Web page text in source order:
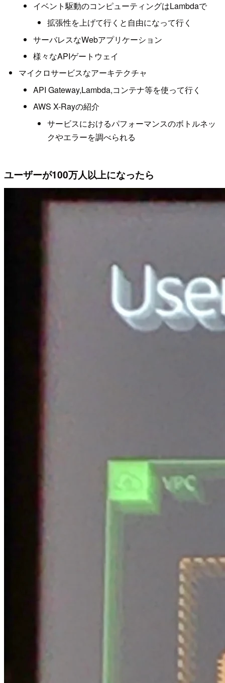
イベント駆動のコンピューティングはLambdaで
拡張性を上げて行くと自由になって行く
サーバレスなWebアプリケーション
様々なAPIゲートウェイ
マイクロサービスなアーキテクチャ
API Gateway,Lambda,コンテナ等を使って行く
AWS X-Rayの紹介
サービスにおけるパフォーマンスのボトルネッ
クやエラーを調べられる
ユーザーが100万人以上になったら